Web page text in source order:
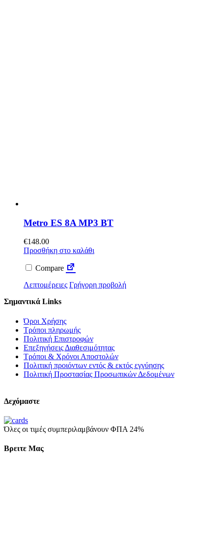
Metro ES 8A MP3 BT
€148.00
Προσθήκη στο καλάθι
Compare
Λεπτομέρειες Γρήγορη προβολή
Σημαντικά Links
Όροι Χρήσης
Τρόποι πληρωμής
Πολιτική Επιστροφών
Επεξηγήσεις Διαθεσιμότητας
Τρόποι & Χρόνοι Αποστολών
Πολιτική προιόντων εντός & εκτός εγγύησης
Πολιτική Προστασίας Προσωπικών Δεδομένων
Δεχόμαστε
Όλες οι τιμές συμπεριλαμβάνουν ΦΠΑ 24%
Βρειτε Μας